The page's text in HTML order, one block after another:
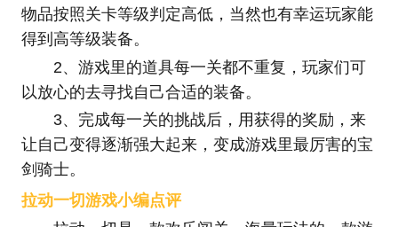
物品按照关卡等级判定高低，当然也有幸运玩家能
得到高等级装备。
2、游戏里的道具每一关都不重复，玩家们可
以放心的去寻找自己合适的装备。
3、完成每一关的挑战后，用获得的奖励，来
让自己变得逐渐强大起来，变成游戏里最厉害的宝
剑骑士。
拉动一切游戏小编点评